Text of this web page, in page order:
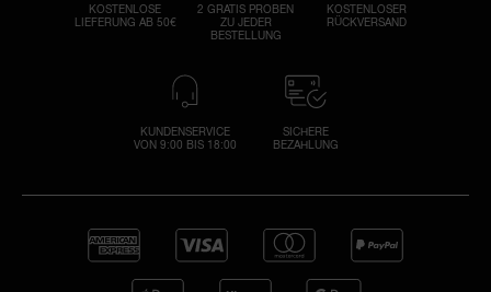
KOSTENLOSE
LIEFERUNG AB 50€
2 GRATIS PROBEN
ZU JEDER
BESTELLUNG
KOSTENLOSER
RÜCKVERSAND
KUNDENSERVICE
VON 9:00 BIS 18:00
SICHERE
BEZAHLUNG